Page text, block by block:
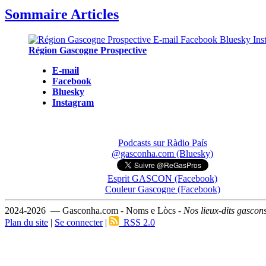
Sommaire Articles
Région Gascogne Prospective
E-mail
Facebook
Bluesky
Instagram
Podcasts sur Ràdio País
@gasconha.com (Bluesky)
Esprit GASCON (Facebook)
Couleur Gascogne (Facebook)
2024-2026 — Gasconha.com - Noms e Lòcs - Nos lieux-dits
Plan du site | Se connecter| RSS 2.0